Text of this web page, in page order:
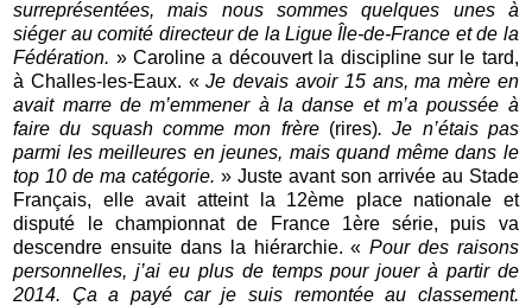
surreprésentées, mais nous sommes quelques unes à
siéger au comité directeur de la Ligue Île-de-France et de la
Fédération. » Caroline a découvert la discipline sur le tard,
à Challes-les-Eaux. «Je devais avoir 15 ans, ma mère en
avait marre de m’emmener à la danse et m’a poussée à
faire du squash comme mon frère(rires). Je n’étais pas
parmi les meilleures en jeunes, mais quand même dans le
top 10 de ma catégorie.» Juste avant son arrivée au Stade
Français, elle avait atteint la 12ème place nationale et
disputé le championnat de France 1ère série, puis va
descendre ensuite dans la hiérarchie. «Pour des raisons
personnelles, j’ai eu plus de temps pour jouer à partir de
2014. Ça a payé car je suis remontée au classement.